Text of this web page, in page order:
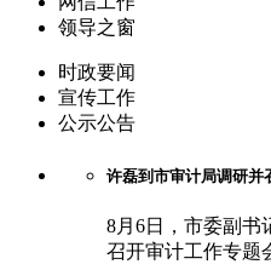
领导之窗
时政要闻
宣传工作
公示公告
许磊到市审计局调研并
8月6日，市委副书
召开审计工作专题